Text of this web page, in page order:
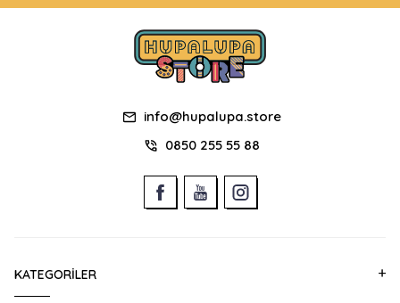
info@hupalupa.store
0850 255 55 88
KATEGORILER